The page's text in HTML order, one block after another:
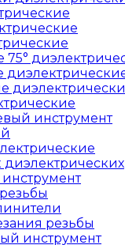
инструмент
диэлектрических
резьбы
инструмент